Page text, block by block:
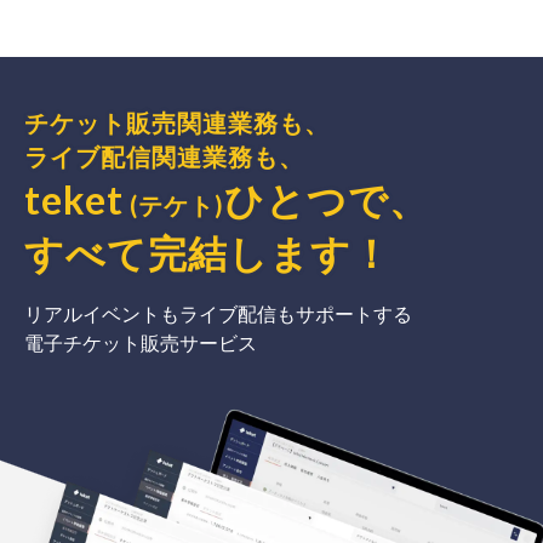
チケット販売関連業務も、
ライブ配信関連業務も、
teket (テケト)ひとつで、
すべて完結 します ！
リアルイベントもライブ配信もサポートする
電子チケット販売サービス